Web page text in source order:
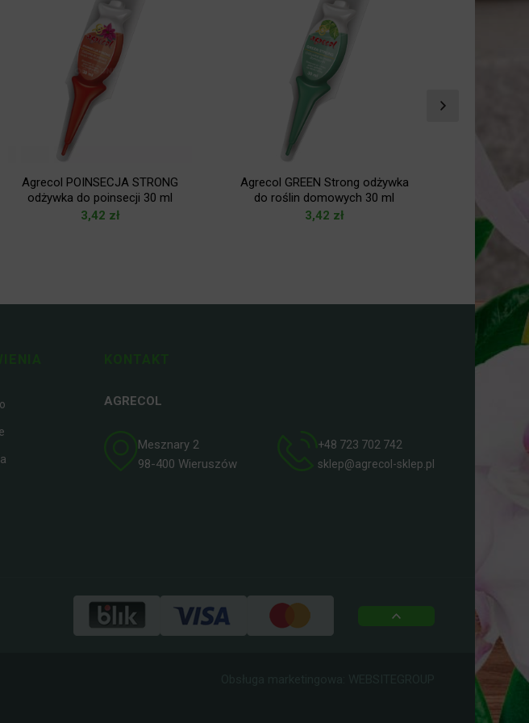
Agrecol POINSECJA STRONG
odżywka do poinsecji 30 ml
3,42 zł
Agrecol GREEN Strong odżywka
do roślin domowych 30 ml
3,42 zł
AGRECOL
Mesznary 2
98-400 Wieruszów
+48 723 702 742
sklep@agrecol-sklep.pl